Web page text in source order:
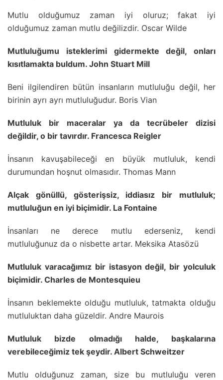
Mutlu olduğumuz zaman iyi oluruz; fakat iyi
olduğumuz zaman mutlu değilizdir. Oscar Wilde
Mutluluğumu isteklerimi gidermekte değil, onları
kısıtlamakta buldum. John Stuart Mill
Beni ilgilendiren bütün insanların mutluluğu değil, her
birinin ayrı ayrı mutluluğudur. Boris Vian
Mutluluk bir maceralar ya da tecrübeler dizisi
değildir, o bir tavırdır. Francesca Reigler
İnsanın kavuşabileceği en büyük mutluluk, kendi
durumundan hoşnut olmasıdır. Thomas Mann
Alçak gönüllü, gösterişsiz, iddiasız bir mutluluk;
mutluluğun en iyi biçimidir. La Fontaine
İnsanları ne derece mutlu ederseniz, kendi
mutluluğunuz da o nisbette artar. Meksika Atasözü
Mutluluk varacağımız bir istasyon değil, bir yolculuk
biçimidir. Charles de Montesquieu
İnsanın beklemekte olduğu mutluluk, tatmakta olduğu
mutluluktan daha güzeldir. Andre Maurois
Mutluluk bizde olmadığı halde, başkalarına
verebileceğimiz tek şeydir. Albert Schweitzer
Mutlu olduğunuz zaman, size bu mutluluğu veren